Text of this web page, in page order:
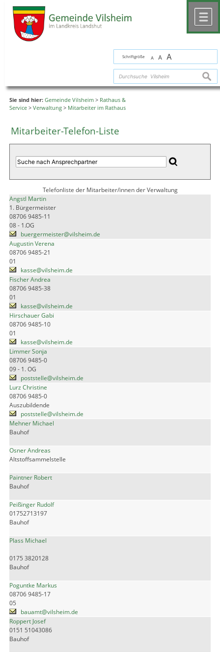
Schriftgröße A A A
Sie sind hier: Gemeinde Vilsheim > Rathaus &
Service > Verwaltung > Mitarbeiter im Rathaus
Mitarbeiter-Telefon-Liste
Telefonliste der Mitarbeiter/innen der Verwaltung
Angstl Martin
1. Bürgermeister
08706 9485-11
08 - 1.OG
buergermeister@vilsheim.de
Augustin Verena
08706 9485-21
01
kasse@vilsheim.de
Fischer Andrea
08706 9485-38
01
kasse@vilsheim.de
Hirschauer Gabi
08706 9485-10
01
kasse@vilsheim.de
Limmer Sonja
08706 9485-0
09 - 1. OG
poststelle@vilsheim.de
Lurz Christine
08706 9485-0
Auszubildende
poststelle@vilsheim.de
Mehner Michael
Bauhof
Osner Andreas
Altstoffsammelstelle
Paintner Robert
Bauhof
Peißinger Rudolf
01752713197
Bauhof
Plass Michael
0175 3820128
Bauhof
Poguntke Markus
08706 9485-17
05
bauamt@vilsheim.de
Roppert Josef
0151 51043086
Bauhof